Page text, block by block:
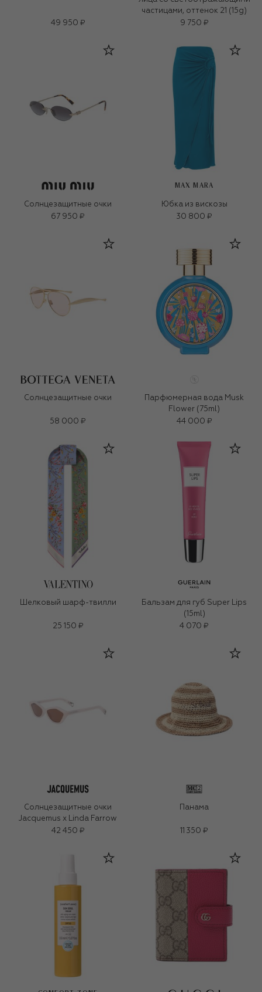
49 950 ₽
частицами, оттенок 21 (15g)
9 750 ₽
Солнцезащитные очки
67 950 ₽
MAX MARA
Юбка из вискозы
30 800 ₽
Солнцезащитные очки
58 000 ₽
Парфюмерная вода Musk
Flower (75ml)
44 000 ₽
Шелковый шарф-твилли
25 150 ₽
Бальзам для губ Super Lips
(15ml)
4 070 ₽
Солнцезащитные очки
Jacquemus x Linda Farrow
42 450 ₽
Панама
11 350 ₽